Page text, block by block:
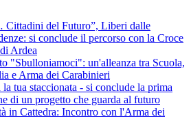
del Futuro”, Liberi dalle
si conclude il percorso con la Croce
Ardea
"Sbulloniamoci": un'alleanza tra Scuola,
e Arma dei Carabinieri
tua staccionata - si conclude la prima
di un progetto che guarda al futuro
in Cattedra: Incontro con l'Arma dei